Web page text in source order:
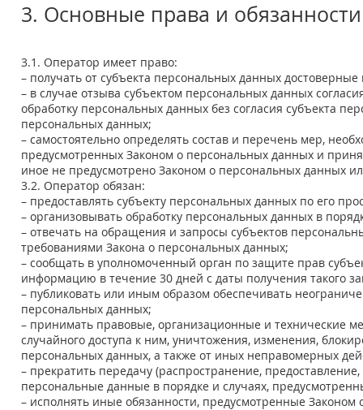
3. Основные права и
3.1. Оператор имеет право:
– получать от субъекта персональных данных
– в случае отзыва субъектом персональных данных
обработку персональных данных без согласия субъекта
персональных данных;
– самостоятельно определять состав и перечень мер,
предусмотренных Законом о персональных данных и
иное не предусмотрено Законом о персональных данных
3.2. Оператор обязан:
– предоставлять субъекту персональных данных по его
– организовывать обработку персональных данных в
– отвечать на обращения и запросы субъектов
требованиями Закона о персональных данных;
– сообщать в уполномоченный орган по защите прав
информацию в течение 30 дней с даты получения такого
– публиковать или иным образом обеспечивать
персональных данных;
– принимать правовые, организационные и технические
случайного доступа к ним, уничтожения, изменения,
персональных данных, а также от иных неправомерных
– прекратить передачу (распространение,
персональные данные в порядке и случаях,
– исполнять иные обязанности, предусмотренные